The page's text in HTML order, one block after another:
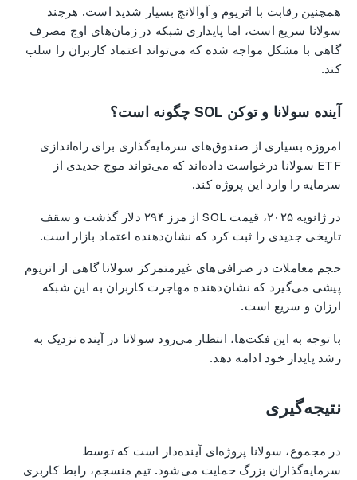
همچنین رقابت با اتریوم و آوالانچ بسیار شدید است. هرچند
سولانا سریع است، اما پایداری شبکه در زمان‌های اوج مصرف
گاهی با مشکل مواجه شده که می‌تواند اعتماد کاربران را سلب
کند.
آینده سولانا و توکن SOL چگونه است؟
امروزه بسیاری از صندوق‌های سرمایه‌گذاری برای راه‌اندازی
ETF سولانا درخواست داده‌اند که می‌تواند موج جدیدی از
سرمایه را وارد این پروژه کند.
در ژانویه ۲۰۲۵، قیمت SOL از مرز ۲۹۴ دلار گذشت و سقف
تاریخی جدیدی را ثبت کرد که نشان‌دهنده اعتماد بازار است.
حجم معاملات در صرافی‌های غیرمتمرکز سولانا گاهی از اتریوم
پیشی می‌گیرد که نشان‌دهنده مهاجرت کاربران به این شبکه
ارزان و سریع است.
با توجه به این فکت‌ها، انتظار می‌رود سولانا در آینده نزدیک به
رشد پایدار خود ادامه دهد.
نتیجه‌گیری
در مجموع، سولانا پروژه‌ای آینده‌دار است که توسط
سرمایه‌گذاران بزرگ حمایت می‌شود. تیم منسجم، رابط کاربری